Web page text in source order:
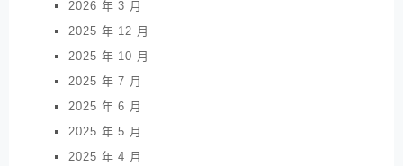
2026 年 3 月
2025 年 12 月
2025 年 10 月
2025 年 7 月
2025 年 6 月
2025 年 5 月
2025 年 4 月